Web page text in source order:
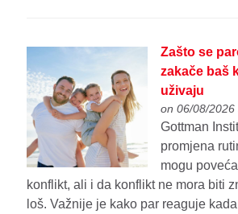
Zašto se
zakače baš
uživaju
on 06/08/2026
Gottman
promjena
mogu
konflikt, ali i da konflikt ne mora biti
loš. Važnije je kako par reaguje